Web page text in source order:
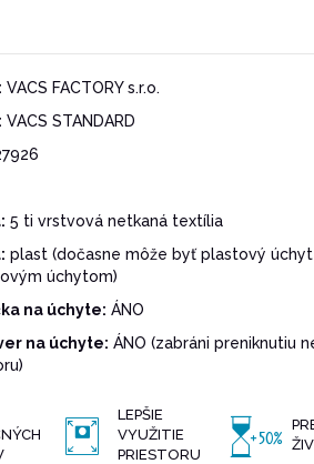
VACS FACTORY s.r.o.
VACS STANDARD
5 ti vrstvová netkaná textília
plast (dočasne môže byť plastový úchyt
úchytom)
na úchyte: ÁNO
na úchyte: ÁNO (zabráni preniknutiu
LEPŠIE
VYUŽITIE
PRIESTORU